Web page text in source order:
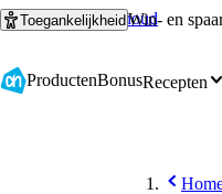
Ga naar hoofdinhoud
Ga naar zoeken
ToegankelijkheidWin- en
ProductenBonusRecepten